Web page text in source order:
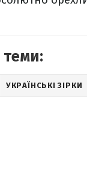
теми:
УКРАЇНСЬКІ ЗІРКИ